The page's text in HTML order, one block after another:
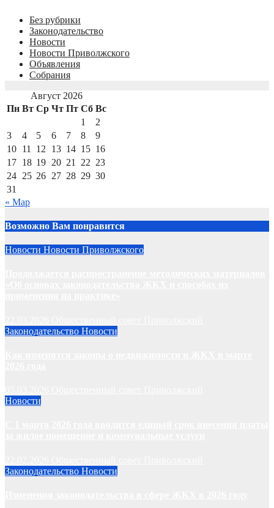
Без рубрики
Законодательство
Новости
Новости Приволжского
Объявления
Собрания
Август 2026
Пн Вт Ср Чт Пт Сб Вс
1
2
3
4 5 6 7 8
9
10 11 12 13 14 15 16
17 18 19 20 21 22 23
24 25 26 27 28 29 30
31
« Мар
Возможно Вам понравится
Новости Новости Приволжского
Законодательство Новости
Новости
Законодательство Новости